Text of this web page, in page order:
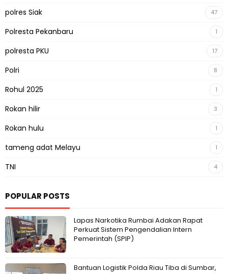
polres Siak 47
Polresta Pekanbaru 1
polresta PKU 17
Polri 8
Rohul 2025 1
Rokan hilir 3
Rokan hulu 1
tameng adat Melayu 1
TNI 4
POPULAR POSTS
Lapas Narkotika Rumbai Adakan Rapat
Perkuat Sistem Pengendalian Intern
Pemerintah (SPIP)
Bantuan Logistik Polda Riau Tiba di Sumbar,